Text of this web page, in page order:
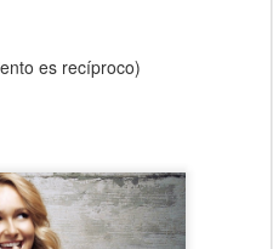
es recíproco)